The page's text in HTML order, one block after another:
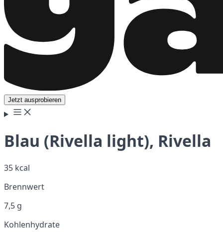
Jetzt ausprobieren
Blau (Rivella light), Rivella
35 kcal
Brennwert
7,5 g
Kohlenhydrate